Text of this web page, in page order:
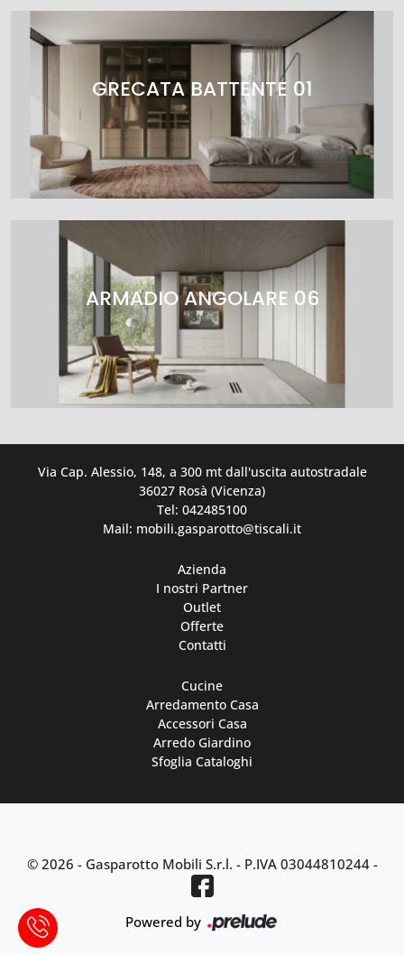
GRECATA BATTENTE 01
ARMADIO ANGOLARE 06
Via Cap. Alessio, 148, a 300 mt dall'uscita autostradale
36027 Rosà (Vicenza)
Tel: 042485100
Mail: mobili.gasparotto@tiscali.it
Azienda
I nostri Partner
Outlet
Offerte
Contatti
Cucine
Arredamento Casa
Accessori Casa
Arredo Giardino
Sfoglia Cataloghi
© 2026 - Gasparotto Mobili S.r.l. - P.IVA 03044810244-
Powered by